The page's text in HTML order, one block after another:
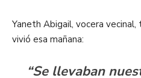
Yaneth Abigail, vocera
vivió esa mañana:
“Se llevaban